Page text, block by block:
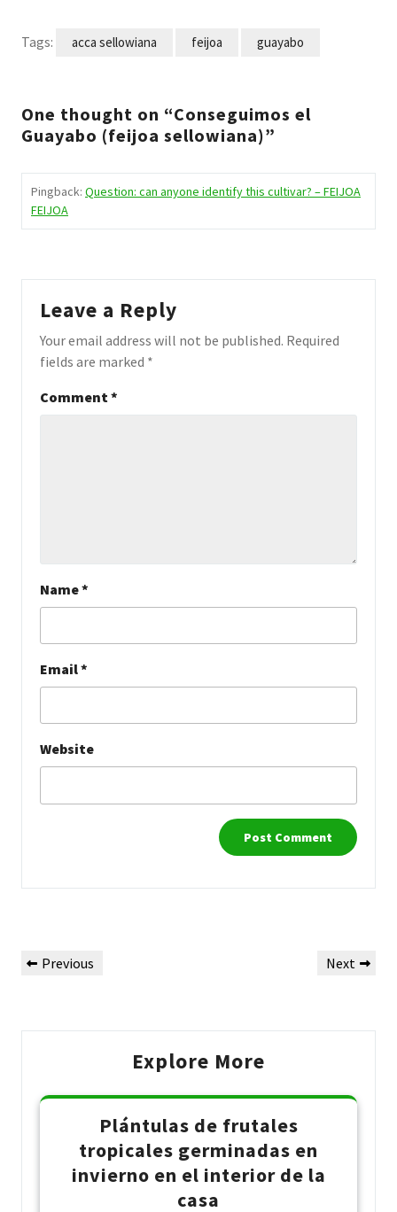
Tags: acca sellowiana feijoa guayabo
One thought on “Conseguimos el
Guayabo (feijoa sellowiana)”
Pingback: Question: can anyone identify this cultivar? – FEIJOA
FEIJOA
Leave a Reply
Your email address will not be published. Required
fields are marked *
Comment*
Name*
Email*
Website
navigation
Previous
Previous
Next
Next
Explore More
Plántulas de frutales
tropicales germinadas en
invierno en el interior de la
casa